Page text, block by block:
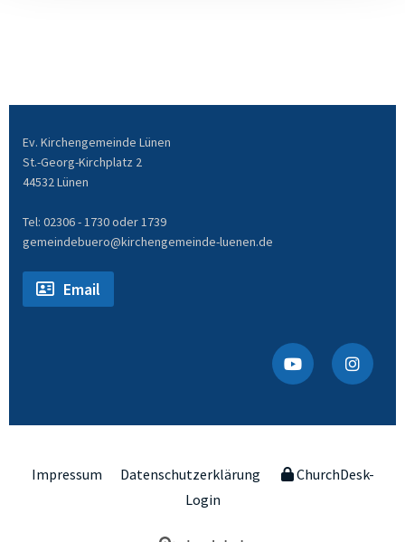
Ev. Kirchengemeinde Lünen
St.-Georg-Kirchplatz 2
44532 Lünen
Tel: 02306 - 1730 oder 1739
gemeindebuero@kirchengemeinde-luenen.de
Email
Impressum Datenschutzerklärung
ChurchDesk-
Login